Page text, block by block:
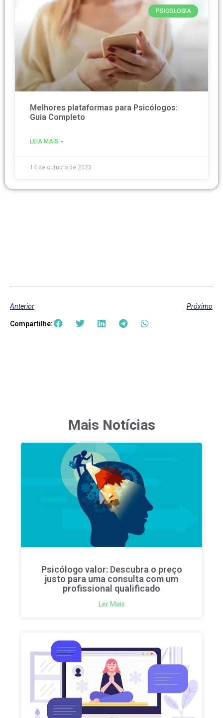
PSICOLOGIA
Melhores plataformas para Psicólogos:
Guia Completo
LEIA MAIS »
14 de outubro de 2023
Anterior Próximo
Compartilhe:
Mais Notícias
Psicólogo valor: Descubra o preço
justo para uma consulta com um
profissional qualificado
Ler Mais